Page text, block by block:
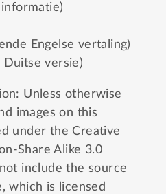
Engelse vertaling)
Duitse versie)
Unless otherwise
images on this
under the Creative
Share Alike 3.0
include the source
which is licensed